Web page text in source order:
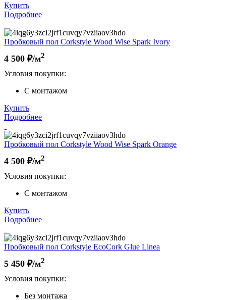
Купить
Подробнее
Пробковый пол Corkstyle Wood Wise Spark Ivory
4 500 ₽/м2
Условия покупки:
С монтажом
Купить
Подробнее
Пробковый пол Corkstyle Wood Wise Spark Orange
4 500 ₽/м2
Условия покупки:
С монтажом
Купить
Подробнее
Пробковый пол Corkstyle EcoCork Glue Linea
5 450 ₽/м2
Условия покупки:
Без монтажа